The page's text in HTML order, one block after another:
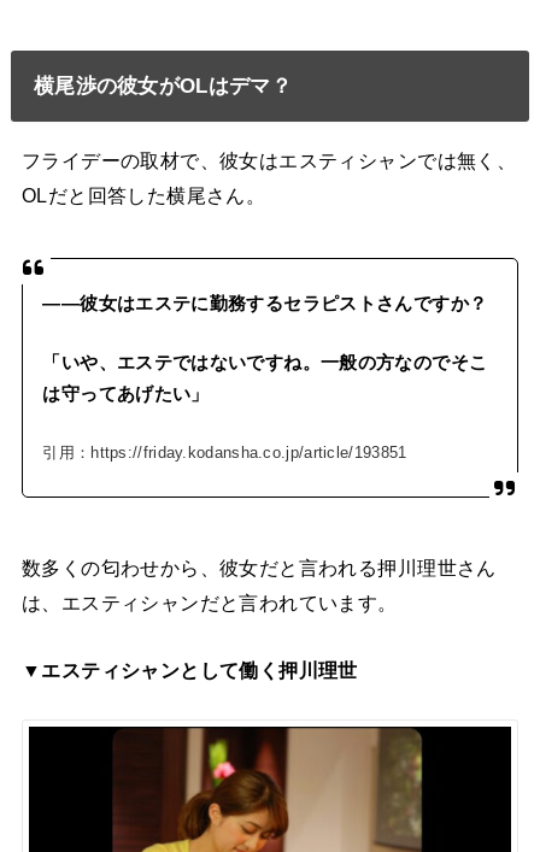
横尾渉の彼女がOLはデマ？
フライデーの取材で、彼女はエスティシャンでは無く、
OLだと回答した横尾さん。
――彼女はエステに勤務するセラピストさんですか？
「いや、エステではないですね。一般の方なのでそこ
は守ってあげたい」
引用：https://friday.kodansha.co.jp/article/193851
数多くの匂わせから、彼女だと言われる押川理世さん
は、エスティシャンだと言われています。
▼エスティシャンとして働く押川理世